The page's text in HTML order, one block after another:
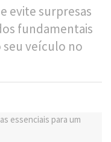
evite surpresas
fundamentais
seu veículo no